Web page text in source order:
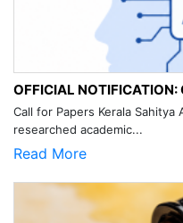
OFFICIAL NOTIFICATION:
Call for Papers Kerala
researched academic...
Read More